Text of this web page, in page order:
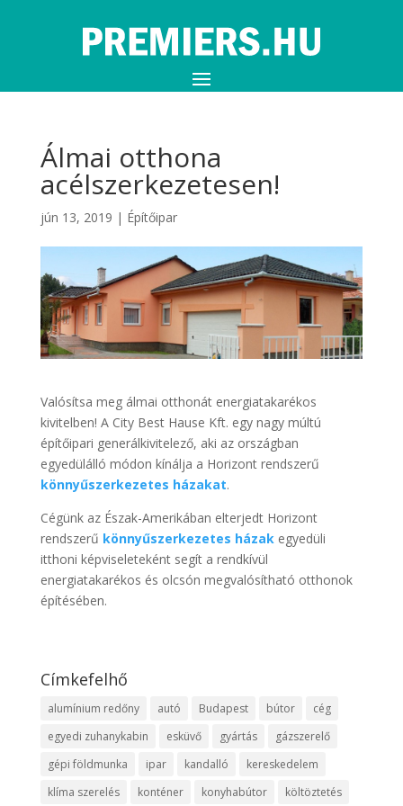
Álmai otthona
acélszerkezetesen!
jún 13, 2019 | Építőipar
Valósítsa meg álmai otthonát energiatakarékos
kivitelben! A City Best Hause Kft. egy nagy múltú
építőipari generálkivitelező, aki az országban
egyedülálló módon kínálja a Horizont rendszerű
könnyűszerkezetes házakat.
Cégünk az Észak-Amerikában elterjedt Horizont
rendszerű könnyűszerkezetes házakegyedüli
itthoni képviseleteként segít a rendkívül
energiatakarékos és olcsón megvalósítható otthonok
építésében.
Címkefelhő
alumínium redőny autó Budapest bútor
cég
egyedi zuhanykabin
esküvő gyártás
gázszerelő
gépi földmunka
ipar kandalló
kereskedelem
klíma szerelés
konténer konyhabútor költöztetés